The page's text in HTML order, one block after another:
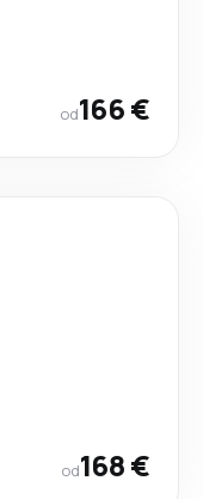
od166 €
od168 €